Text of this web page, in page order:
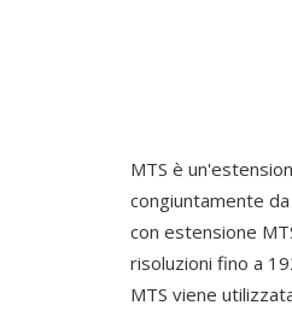
MTS è
congiuntamente
con estensione
risoluzioni fino a
MTS viene